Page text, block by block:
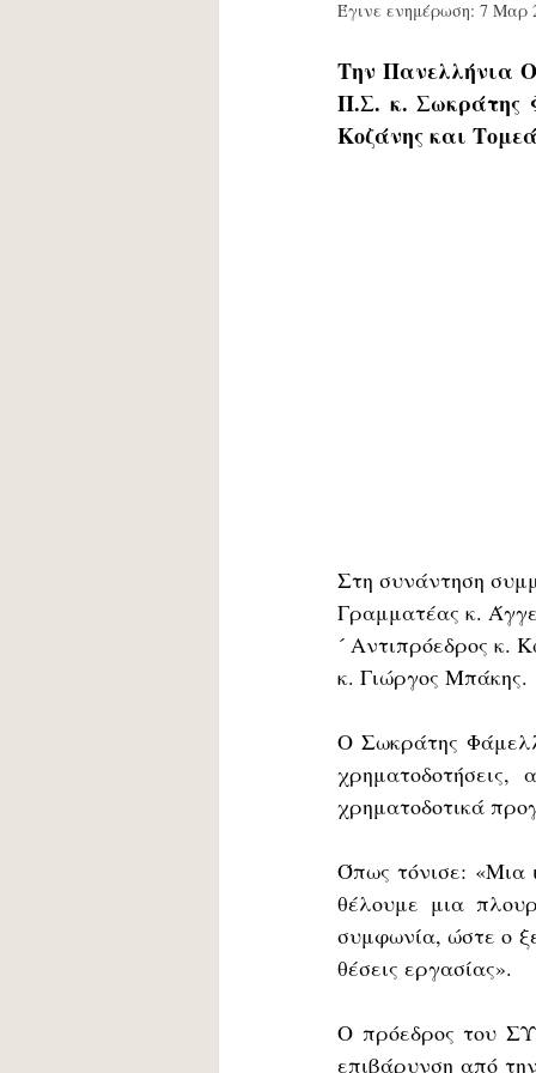
Έγινε ενημέρωση: 7 Μαρ
Την Πανελλήνια
Π.Σ. κ. Σωκράτης
Κοζάνης και
Στη συνάντηση
Γραμματέας κ.
´ Αντιπρόεδρος κ.
κ. Γιώργος Μπάκης.
Ο Σωκράτης
χρηματοδοτικά
Όπως τόνισε: «Μια
θέλουμε μια
συμφωνία, ώστε ο
θέσεις εργασίας».
Ο πρόεδρος του
επιβάρυνση από